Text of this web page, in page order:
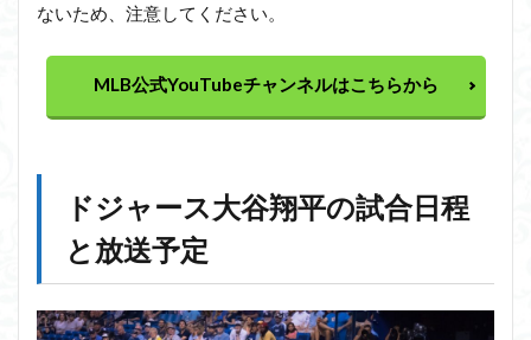
ないため、注意してください。
MLB公式YouTubeチャンネルはこちらから
ドジャース大谷翔平の試合日程
と放送予定